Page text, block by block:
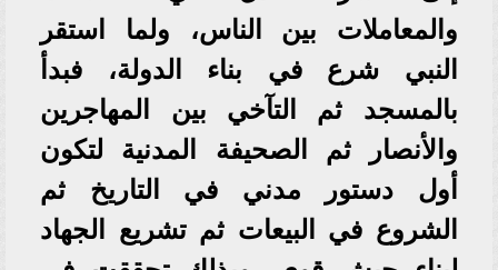
والمعاملات بين الناس، ولما استقر
النبي شرع في بناء الدولة، فبدأ
بالمسجد ثم التآخي بين المهاجرين
والأنصار ثم الصحيفة المدنية لتكون
أول دستور مدني في التاريخ ثم
الشروع في البيعات ثم تشريع الجهاد